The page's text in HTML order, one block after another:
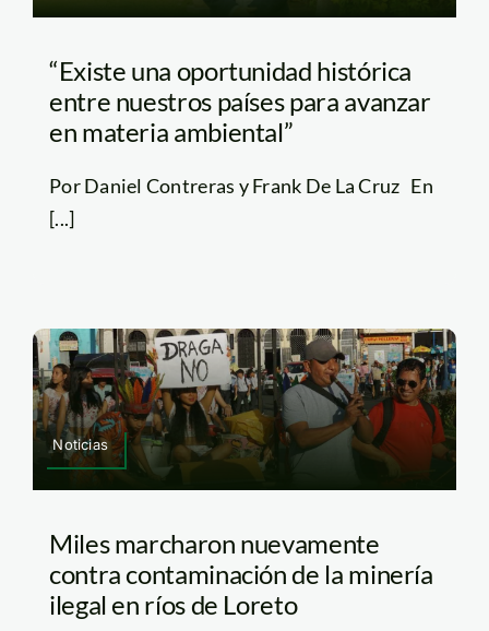
“Existe una oportunidad histórica
entre nuestros países para avanzar
en materia ambiental”
Por Daniel Contreras y Frank De La Cruz En
[...]
Noticias
Miles marcharon nuevamente
contra contaminación de la minería
ilegal en ríos de Loreto